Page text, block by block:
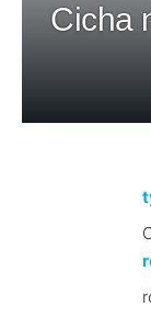
Cicha